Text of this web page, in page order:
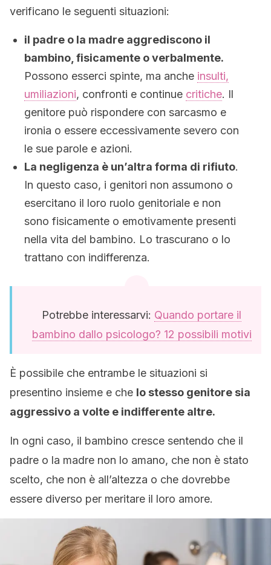
verificano le seguenti situazioni:
il padre o la madre aggrediscono il
bambino, fisicamente o verbalmente.
Possono esserci spinte, ma anche insulti,
umiliazioni, confronti e continue critiche. Il
genitore può rispondere con sarcasmo e
ironia o essere eccessivamente severo con
le sue parole e azioni.
La negligenza è un’altra forma di rifiuto.
In questo caso, i genitori non assumono o
esercitano il loro ruolo genitoriale e non
sono fisicamente o emotivamente presenti
nella vita del bambino. Lo trascurano o lo
trattano con indifferenza.
Potrebbe interessarvi: Quando portare il
bambino dallo psicologo? 12 possibili motivi
È possibile che entrambe le situazioni si
presentino insieme e che lo stesso genitore sia
aggressivo a volte e indifferente altre.
In ogni caso, il bambino cresce sentendo che il
padre o la madre non lo amano, che non è stato
scelto, che non è all’altezza o che dovrebbe
essere diverso per meritare il loro amore.